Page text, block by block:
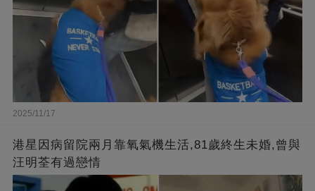
2025/11/17
港星因病留院兩月靠氧氣機生活,81歲終生未婚,曾與
汪明荃有過戀情